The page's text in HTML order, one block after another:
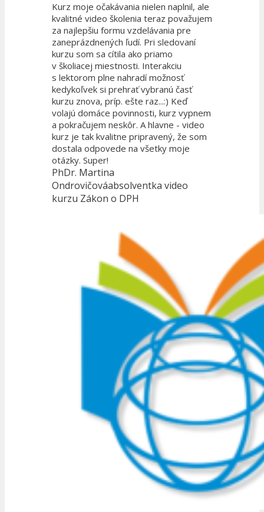
Kurz moje očakávania nielen naplnil, ale
kvalitné video školenia teraz považujem
za najlepšiu formu vzdelávania pre
zaneprázdnených ľudí. Pri sledovaní
kurzu som sa cítila ako priamo
v školiacej miestnosti. Interakciu
s lektorom plne nahradí možnosť
kedykoľvek si prehrať vybranú časť
kurzu znova, príp. ešte raz...:) Keď
volajú domáce povinnosti, kurz vypnem
a pokračujem neskôr. A hlavne - video
kurz je tak kvalitne pripravený, že som
dostala odpovede na všetky moje
otázky. Super!
PhDr. Martina
Ondrovičováabsolventka video
kurzu Zákon o DPH